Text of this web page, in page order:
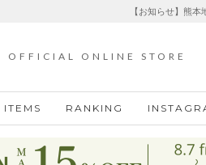
【お知らせ】熊
OFFICIAL ONLINE STORE
ITEMS RANKING